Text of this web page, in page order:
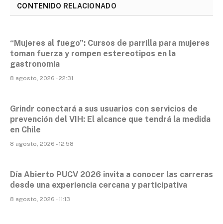
CONTENIDO RELACIONADO
“Mujeres al fuego”: Cursos de parrilla para mujeres
toman fuerza y rompen estereotipos en la
gastronomía
8 agosto, 2026 - 22:31
Grindr conectará a sus usuarios con servicios de
prevención del VIH: El alcance que tendrá la medida
en Chile
8 agosto, 2026 - 12:58
Día Abierto PUCV 2026 invita a conocer las carreras
desde una experiencia cercana y participativa
8 agosto, 2026 - 11:13